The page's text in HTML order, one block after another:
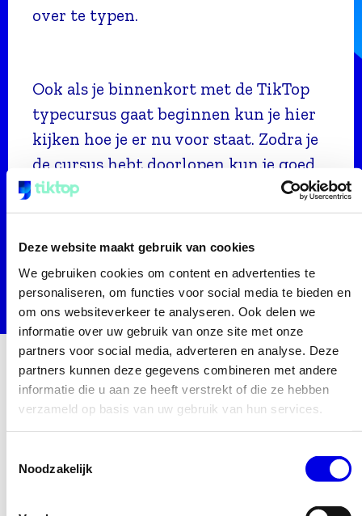
Deze website maakt gebruik van cookies
We gebruiken cookies om content en advertenties te
personaliseren, om functies voor social media te bieden en
om ons websiteverkeer te analyseren. Ook delen we
informatie over uw gebruik van onze site met onze
partners voor social media, adverteren en analyse. Deze
partners kunnen deze gegevens combineren met andere
informatie die u aan ze heeft verstrekt of die ze hebben
verzameld op basis van uw gebruik van hun services.
Noodzakelijk
over te typen.
Ook als je binnenkort met de TikTop
typecursus gaat beginnen kun je hier
kijken hoe je er nu voor staat. Zodra je
de cursus hebt doorlopen kun je goed
zien hoeveel je hebt geleerd.